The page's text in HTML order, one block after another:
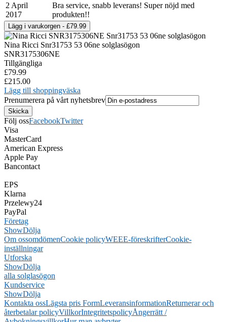
2 April
2017
Bra service, snabb leverans! Super nöjd med
produkten!!
Nina Ricci Snr31753 53 06ne solglasögon
SNR3175306NE
Tillgängliga
£79.99
£215.00
Lägg till shoppingväska
Prenumerera på vårt nyhetsbrev
Följ ossFacebookTwitter
Visa
MasterCard
American Express
Apple Pay
Bancontact
EPS
Klarna
Przelewy24
PayPal
Företag
ShowDölja
Om ossomdömenCookie policyWEEE-föreskrifterCookie-
inställningar
Utforska
ShowDölja
alla solglasögon
Kundservice
ShowDölja
Kontakta ossLägsta pris FormLeveransinformationReturnerar och
återbetalar policyVillkorIntegritetspolicyÅngerrätt /